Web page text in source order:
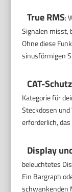
True RMS:
Signalen misst,
Ohne diese
sinusförmigen
CAT-
Kategorie für
Steckdosen und
erforderlich,
Display
beleuchtetes
Ein Bargraph
schwankenden